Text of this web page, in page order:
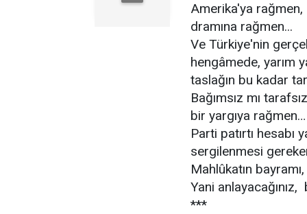
Amerika'ya rağmen,
dramına rağmen...
Ve Türkiye'nin
hengâmede, yarım
taslağın bu kadar
Bağımsız mı
bir yargıya rağmen…
Parti patırtı hesabı
sergilenmesi
Mahlûkatın
Yani anlayacağınız,
***